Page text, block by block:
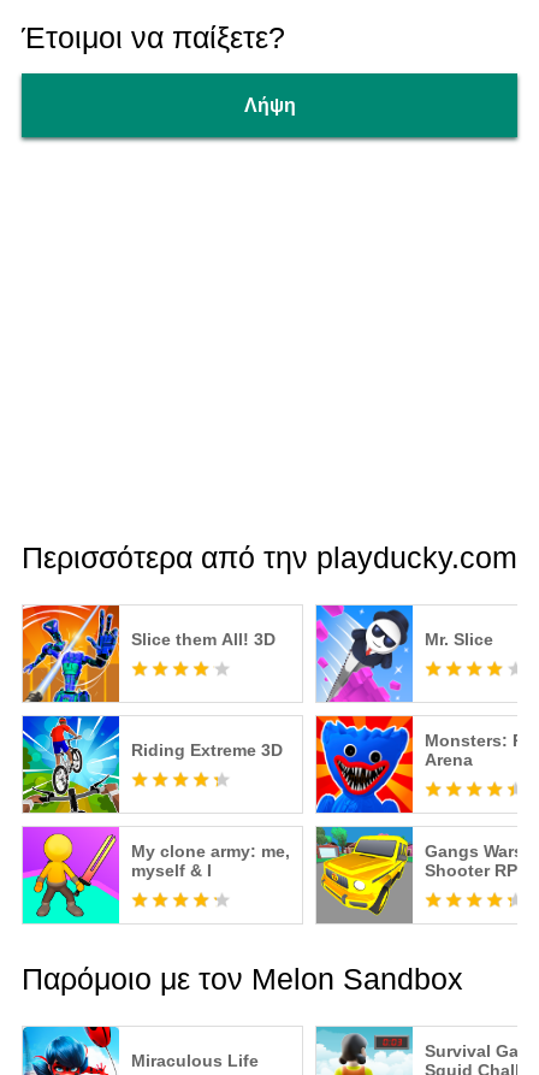
Έτοιμοι να παίξετε?
Λήψη
Περισσότερα από την playducky.com
Slice them All! 3D Mr. Slice
Riding Extreme 3D
Monsters:
Arena
My clone army: me,
myself & I
Gangs Wars:
Shooter RP
Παρόμοιο με τον Melon Sandbox
Miraculous Life
Survival
Squid